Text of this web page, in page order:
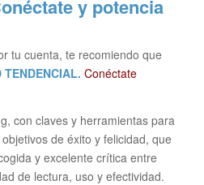
y potencia
tu cuenta, te recomiendo que
Conéctate
con claves y herramientas para
de éxito y felicidad, que
y excelente crítica entre
de lectura, uso y efectividad.